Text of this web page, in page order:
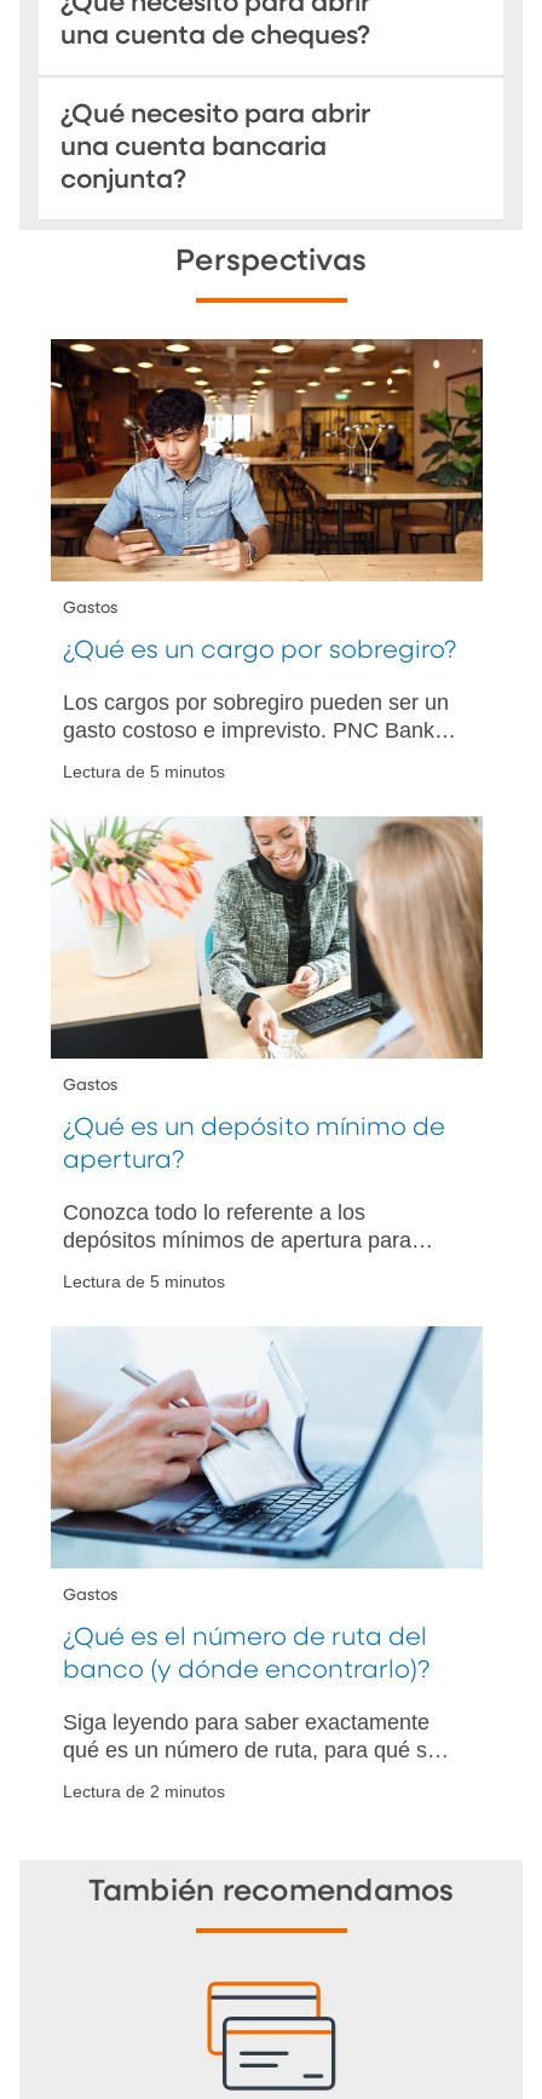
una cuenta de cheques?
¿Qué necesito para abrir
una cuenta bancaria
conjunta?
Perspectivas
Gastos
¿Qué es un cargo por sobregiro?
Los cargos por sobregiro pueden ser un
gasto costoso e imprevisto. PNC Bank
sobregiro y cómo puede evitarlos.
Lectura de 5 minutos
Gastos
¿Qué es un depósito mínimo de
apertura?
Conozca todo lo referente a los
depósitos mínimos de apertura para
decisiones informadas al momento de
elegir su próxima cuenta bancaria.
Lectura de 5 minutos
Gastos
¿Qué es el número de ruta del
banco (y dónde encontrarlo)?
Siga leyendo para saber exactamente
qué es un número de ruta, para qué se
Lectura de 2 minutos
También recomendamos